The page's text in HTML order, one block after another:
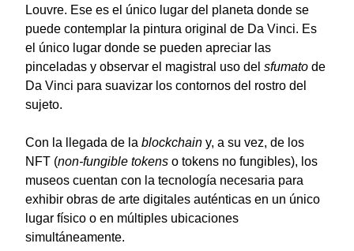
Louvre. Ese es el único lugar del planeta donde se
puede contemplar la pintura original de Da Vinci. Es
el único lugar donde se pueden apreciar las
pinceladas y observar el magistral uso del sfumato de
Da Vinci para suavizar los contornos del rostro del
sujeto.
Con la llegada de la blockchain y, a su vez, de los
NFT (non-fungible tokens o tokens no fungibles), los
museos cuentan con la tecnología necesaria para
exhibir obras de arte digitales auténticas en un único
lugar físico o en múltiples ubicaciones
simultáneamente.